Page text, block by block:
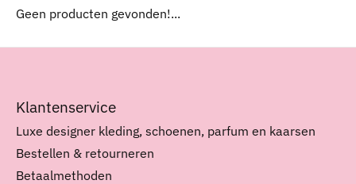
Geen producten gevonden!...
Klantenservice
Luxe designer kleding, schoenen, parfum en kaarsen
Bestellen & retourneren
Betaalmethoden